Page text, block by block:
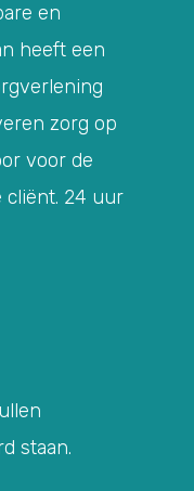
en
heeft een
zorg op
voor de
cliënt. 24 uur
staan.